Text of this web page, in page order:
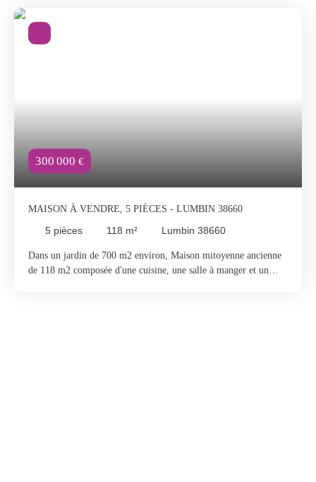
300 000 €
MAISON À VENDRE, 5 PIÈCES - LUMBIN 38660
5 pièces 118 m² Lumbin 38660
Dans un jardin de 700 m2 environ, Maison mitoyenne ancienne
de 118 m2 composée d'une cuisine, une salle à manger et un